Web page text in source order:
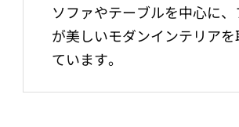
ソファやテーブルを中心に、
が美しいモダンインテリアを
ています。